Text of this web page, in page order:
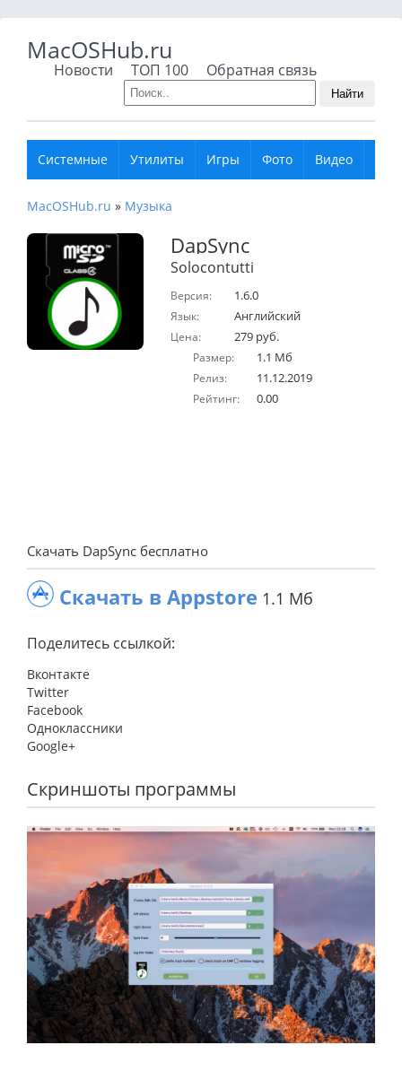
MacOSHub.ru
Новости ТОП 100 Обратная связь
Найти
Системные Утилиты Игры Фото Видео
MacOSHub.ru » Музыка
DapSync
Solocontutti
Версия: 1.6.0
Язык: Английский
Цена: 279 руб.
Размер: 1.1 Мб
Релиз: 11.12.2019
Рейтинг: 0.00
Скачать DapSync бесплатно
Скачать в Appstore 1.1 Мб
Поделитесь ссылкой:
Вконтакте
Twitter
Facebook
Одноклассники
Google+
Скриншоты программы